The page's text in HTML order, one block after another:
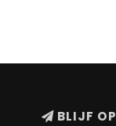
BLIJF